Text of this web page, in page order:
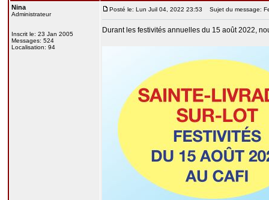
Nina
Administrateur
Inscrit le: 23 Jan 2005
Messages: 524
Localisation: 94
Posté le: Lun Juil 04, 2022 23:53 Sujet du message:
Durant les festivités annuelles du 15 août 2022,